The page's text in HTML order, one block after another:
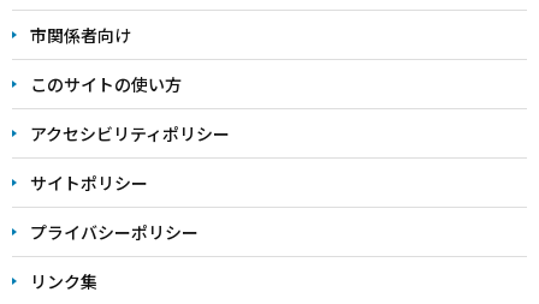
市関係者向け
このサイトの使い方
アクセシビリティポリシー
サイトポリシー
プライバシーポリシー
リンク集